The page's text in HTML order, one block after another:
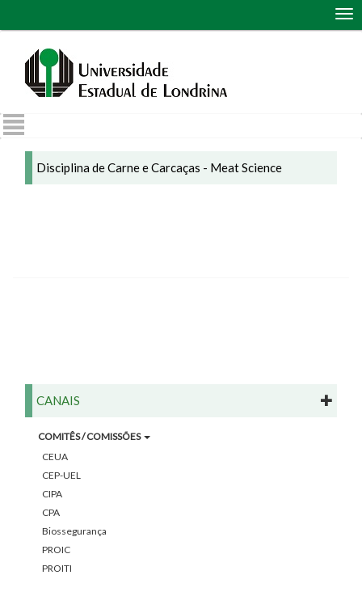
Disciplina de Carne e Carcaças - Meat Science
CANAIS
COMITÊS / COMISSÕES
CEUA
CEP-UEL
CIPA
CPA
Biossegurança
PROIC
PROITI